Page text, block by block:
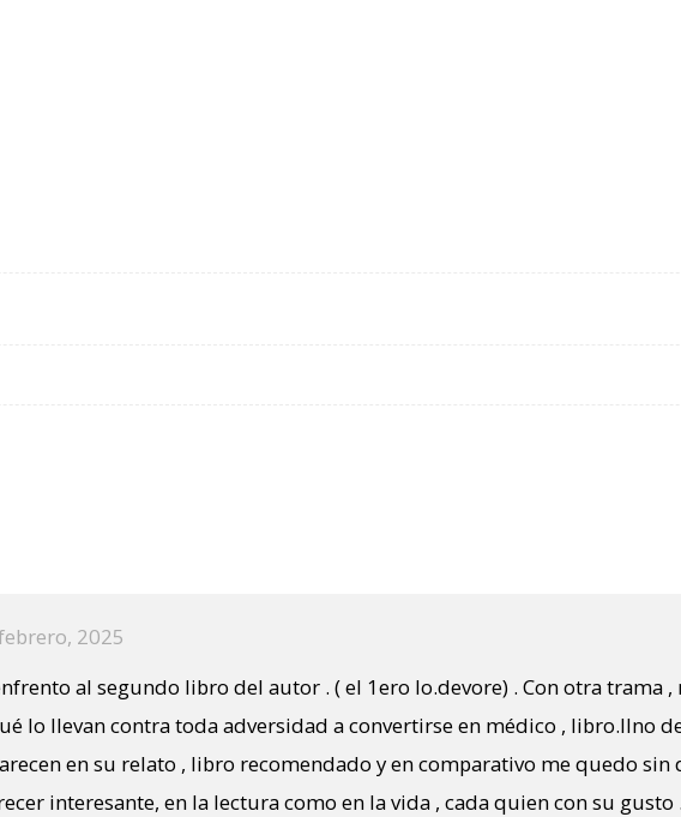
2025
al segundo libro del autor . ( el 1ero lo.devore) . Con otra trama
lo llevan contra toda adversidad a convertirse en médico , libro.llno
en su relato , libro recomendado y en comparativo me quedo sin
interesante, en la lectura como en la vida , cada quien con su gusto .